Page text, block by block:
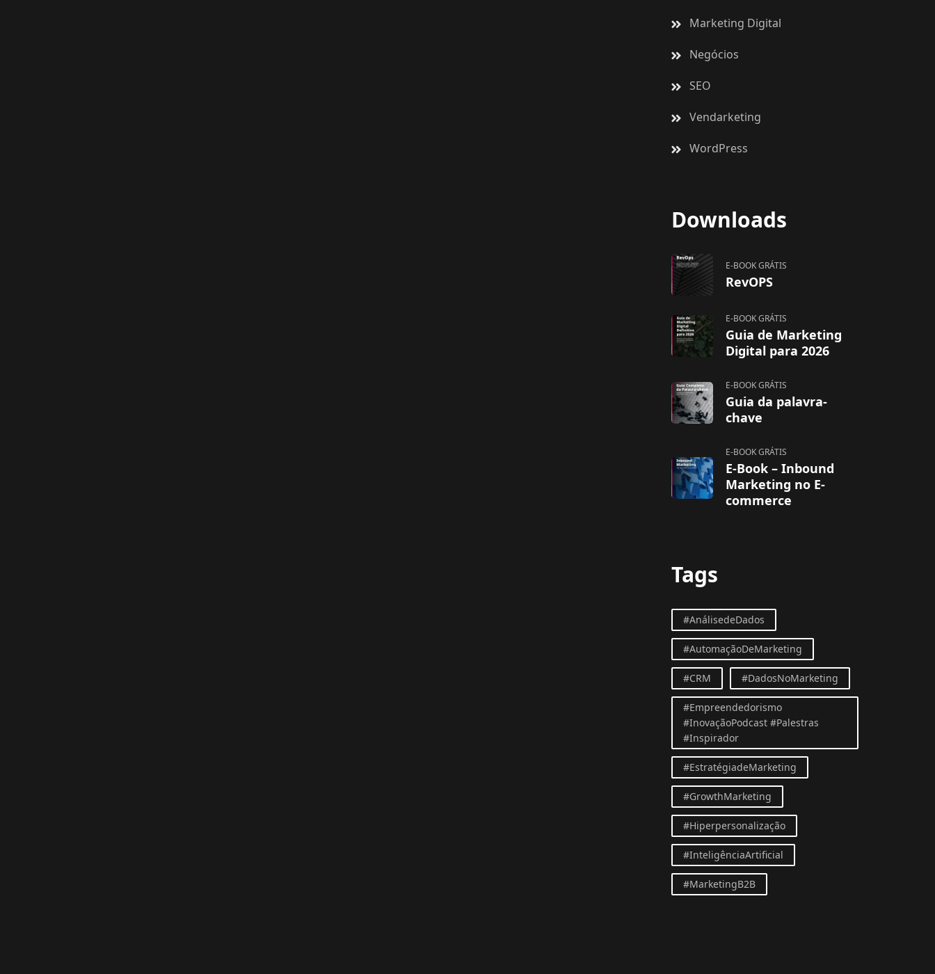
Marketing Digital
Negócios
SEO
Vendarketing
WordPress
Downloads
E-BOOK GRÁTIS
RevOPS
E-BOOK GRÁTIS
Guia de Marketing
Digital para 2026
E-BOOK GRÁTIS
Guia da palavra-
chave
E-BOOK GRÁTIS
E-Book – Inbound
Marketing no E-
commerce
Tags
#AnálisedeDados
#AutomaçãoDeMarketing
#CRM #DadosNoMarketing
#Empreendedorismo
#InovaçãoPodcast #Palestras
#Inspirador
#EstratégiadeMarketing
#GrowthMarketing
#Hiperpersonalização
#InteligênciaArtificial
#MarketingB2B